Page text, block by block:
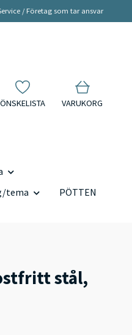
/ Företag som tar ansvar
ÖNSKELISTA VARUKORG
tema
PÖTTEN
stål,